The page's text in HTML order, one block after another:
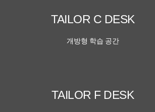
TAILOR C DESK
개방형 학습 공간
TAILOR F DESK